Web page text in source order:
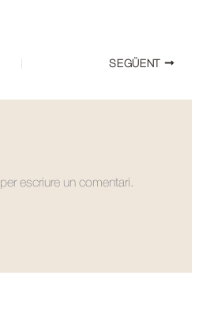
SEGÜENT
per escriure un comentari.